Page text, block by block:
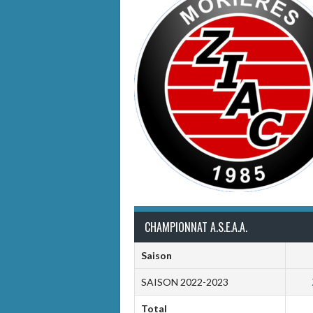
CHAMPIONNAT A.S.E.A.A.
Saison
SAISON 2022-2023
Total